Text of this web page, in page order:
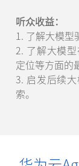
听众收益：
1. 了解大模型
2. 了解大模
定位等方面的
3. 启发后续
索。